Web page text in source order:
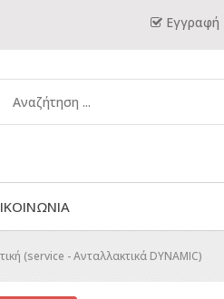
Εγγραφή
(service - Ανταλλακτικά DYNAMIC)